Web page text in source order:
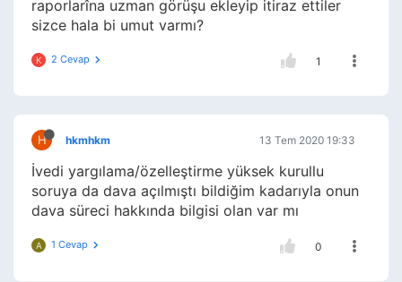
raporlarîna uzman görüşu ekleyip itiraz ettiler
sizce hala bi umut varmı?
K 2 Cevap 1
H hkmhkm 13 Tem 2020 19:33
İvedi yargılama/özelleştirme yüksek kurullu
soruya da dava açılmıştı bildiğim kadarıyla onun
dava süreci hakkında bilgisi olan var mı
A 1 Cevap 0